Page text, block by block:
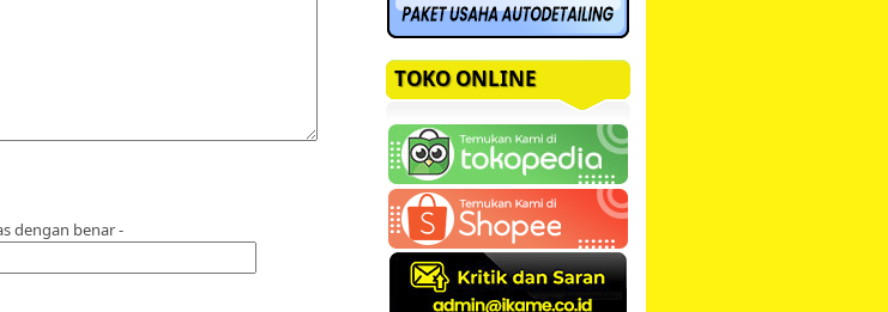
dengan benar -
TOKO ONLINE